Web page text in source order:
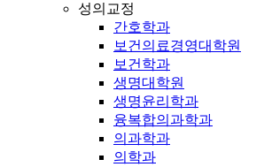
성의교정
간호학과
보건의료경영대학원
보건학과
생명대학원
생명윤리학과
융복합의과학과
의과학과
의학과